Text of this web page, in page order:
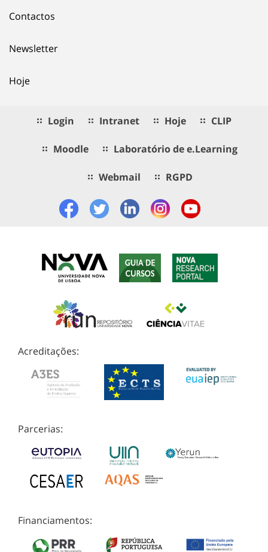
Contactos
Newsletter
Hoje
Login Intranet Hoje CLIP
Moodle Laboratório de e.Learning
Webmail RGPD
Acreditações:
Parcerias:
Financiamentos: